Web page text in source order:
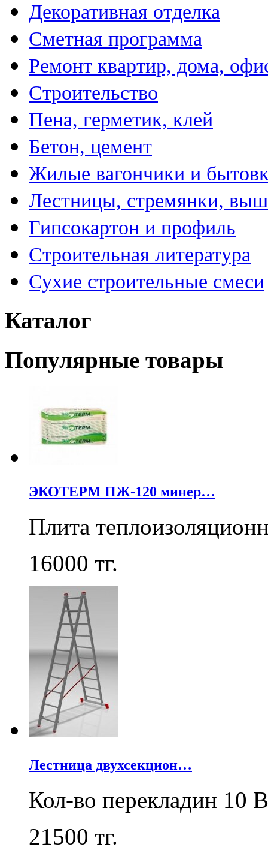
Декоративная отделка
Сметная программа
Ремонт квартир, дома,
Строительство
Пена, герметик, клей
Бетон, цемент
Жилые вагончики и
Лестницы, стремянки,
Гипсокартон и профиль
Строительная литература
Сухие строительные смеси
Каталог
Популярные товары
ЭКОТЕРМ ПЖ-120 минер…
Плита
16000 тг.
Лестница двухсекцион…
Кол-во перекладин 10
21500 тг.